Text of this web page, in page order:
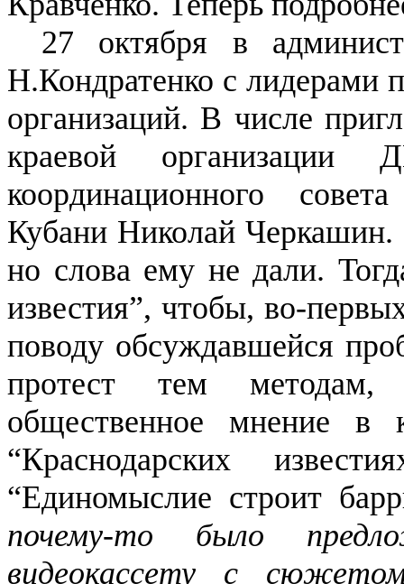
27 октября в
Н.Кондратенко с лидерами
организаций. В числе
краевой организации
координационного
Кубани Николай Черкашин.
но слова ему не дали.
известия”, чтобы, во-
поводу обсуждавшейся
протест тем методам,
общественное мнение в
“Краснодарских
“Единомыслие строит
почему-то было
видеокассету с